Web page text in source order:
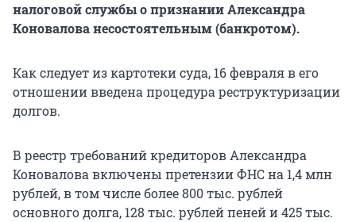
налоговой службы о признании Александра
Коновалова несостоятельным (банкротом).
Как следует из картотеки суда, 16 февраля в его
отношении введена процедура реструктуризации
долгов.
В реестр требований кредиторов Александра
Коновалова включены претензии ФНС на 1,4 млн
рублей, в том числе более 800 тыс. рублей
основного долга, 128 тыс. рублей пеней и 425 тыс.